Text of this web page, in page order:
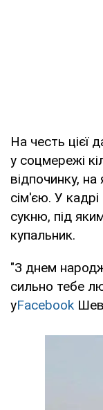
На честь цієї
у соцмережі
відпочинку,
сім'єю. У
сукню, під
купальник.
"З днем
сильно тебе
уFacebook